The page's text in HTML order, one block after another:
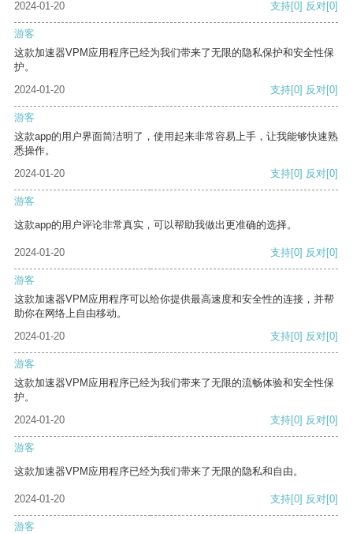
2024-01-20
支持[0] 反对[0]
游客
这款加速器VPM应用程序已经为我们带来了无限的隐私保护和安全性保
护。
2024-01-20
支持[0] 反对[0]
游客
这款app的用户界面简洁明了，使用起来非常容易上手，让我能够快速熟
悉操作。
2024-01-20
支持[0] 反对[0]
游客
这款app的用户评论非常真实，可以帮助我做出更准确的选择。
2024-01-20 支持[0] 反对[0]
游客
这款加速器VPM应用程序可以给你提供最高速度和安全性的连接，并帮
助你在网络上自由移动。
2024-01-20
支持[0] 反对[0]
游客
这款加速器VPM应用程序已经为我们带来了无限的流畅体验和安全性保
护。
2024-01-20
支持[0] 反对[0]
游客
这款加速器VPM应用程序已经为我们带来了无限的隐私和自由。
2024-01-20 支持[0] 反对[0]
游客